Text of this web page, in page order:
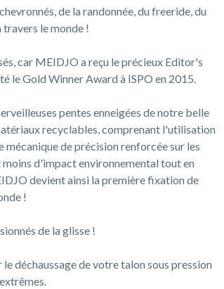
de la randonnée, du freeride, du
le monde !
car MEIDJO a reçu le précieux Editor's
le Gold Winner Award à ISPO en 2015.
pentes enneigées de notre belle
recyclables, comprenant l'utilisation
mécanique de précision renforcée sur les
d'impact environnemental tout en
devient ainsi la première fixation de
!
de la glisse !
déchaussage de votre talon sous pression